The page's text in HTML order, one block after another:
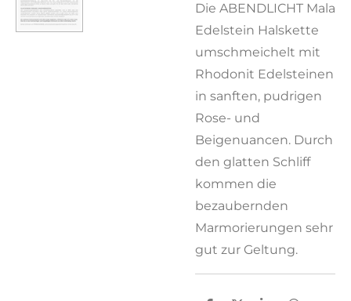
Die ABENDLICHT Mala
Edelstein Halskette
umschmeichelt mit
Rhodonit Edelsteinen
in sanften, pudrigen
Rose- und
Beigenuancen. Durch
den glatten Schliff
kommen die
bezaubernden
Marmorierungen sehr
gut zur Geltung.